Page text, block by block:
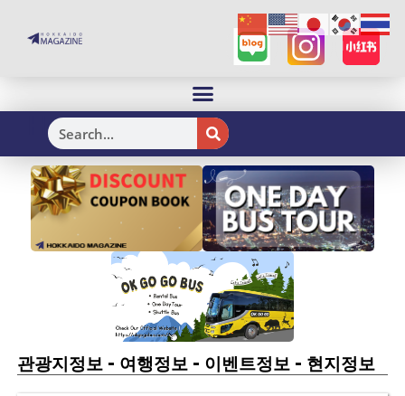
H
관광지정보- 여행정보- 이벤트정보- 현지정보